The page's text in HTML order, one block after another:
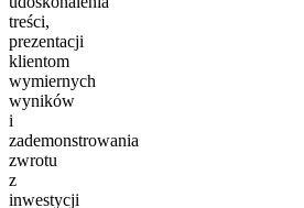
treści,
prezentacji
klientom
wymiernych
wyników
i
zademonstrowania
zwrotu
z
inwestycji